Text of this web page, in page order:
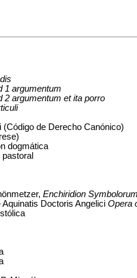
1 argumentum
2 argumentum et ita porro
de Derecho Canónico)
dogmática
Enchiridion
Doctoris Angelici Opera